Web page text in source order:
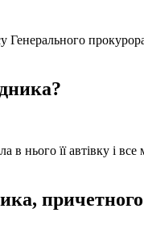
Генерального
в нього її автівку і